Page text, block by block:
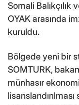
Somali Balıkçılık
OYAK arasında
kuruldu.
Bölgede yeni bir
SOMTURK,
münhasır